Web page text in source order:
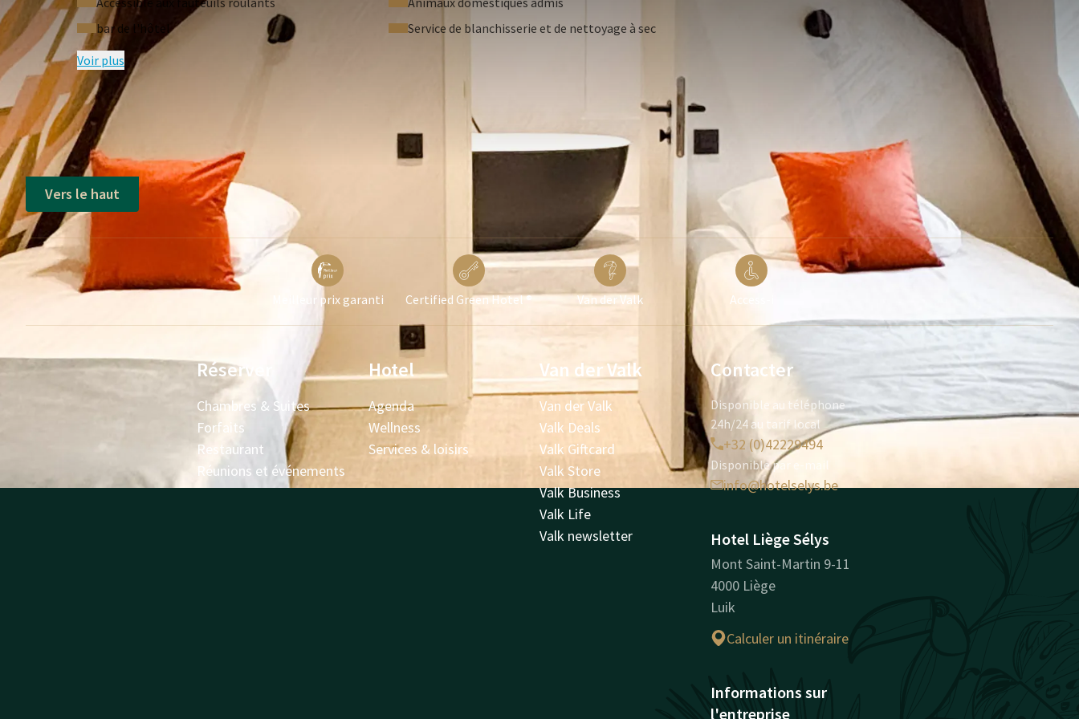
bar de l'hôtel
Service de blanchisserie et de nettoyage à sec
Voir plus
Vers le haut
Meilleur prix garanti Certified Green Hotel ® Van der Valk Access-i
Réserver
Chambres & Suites
Forfaits
Restaurant
Réunions et événements
Hotel
Agenda
Wellness
Services & loisirs
Van der Valk
Van der Valk
Valk Deals
Valk Giftcard
Valk Store
Valk Business
Valk Life
Valk newsletter
Contacter
Disponible au téléphone
24h/24 au tarif local
+32 (0)42229494
Disponible par e-mail
info@hotelselys.be
Hotel Liège Sélys
Mont Saint-Martin 9-11
4000 Liège
Luik
Calculer un itinéraire
Informations sur
l'entreprise